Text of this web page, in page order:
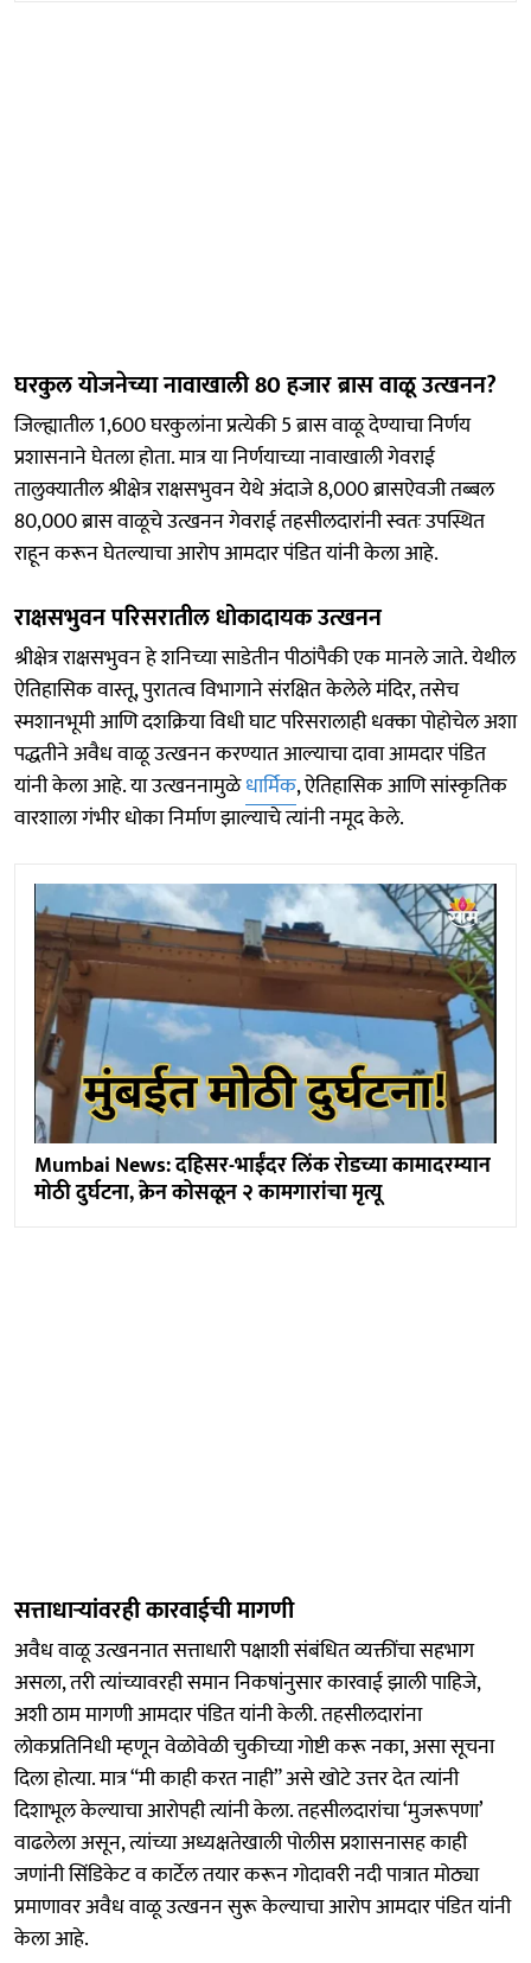
घरकुल योजनेच्या नावाखाली 80 हजार ब्रास वाळू उत्खनन?
जिल्ह्यातील 1,600 घरकुलांना प्रत्येकी 5 ब्रास वाळू देण्याचा निर्णय
प्रशासनाने घेतला होता. मात्र या निर्णयाच्या नावाखाली गेवराई
तालुक्यातील श्रीक्षेत्र राक्षसभुवन येथे अंदाजे 8,000 ब्रासऐवजी तब्बल
80,000 ब्रास वाळूचे उत्खनन गेवराई तहसीलदारांनी स्वतः उपस्थित
राहून करून घेतल्याचा आरोप आमदार पंडित यांनी केला आहे.
राक्षसभुवन परिसरातील धोकादायक उत्खनन
श्रीक्षेत्र राक्षसभुवन हे शनिच्या साडेतीन पीठांपैकी एक मानले जाते. येथील
ऐतिहासिक वास्तू, पुरातत्व विभागाने संरक्षित केलेले मंदिर, तसेच
स्मशानभूमी आणि दशक्रिया विधी घाट परिसरालाही धक्का पोहोचेल अशा
पद्धतीने अवैध वाळू उत्खनन करण्यात आल्याचा दावा आमदार पंडित
यांनी केला आहे. या उत्खननामुळेधार्मिक, ऐतिहासिक आणि सांस्कृतिक
वारशाला गंभीर धोका निर्माण झाल्याचे त्यांनी नमूद केले.
Mumbai News: दहिसर-भाईंदर लिंक रोडच्या कामादरम्यान
मोठी दुर्घटना, क्रेन कोसळून २ कामगारांचा मृत्यू
सत्ताधाऱ्यांवरही कारवाईची मागणी
अवैध वाळू उत्खननात सत्ताधारी पक्षाशी संबंधित व्यक्तींचा सहभाग
असला, तरी त्यांच्यावरही समान निकषांनुसार कारवाई झाली पाहिजे,
अशी ठाम मागणी आमदार पंडित यांनी केली. तहसीलदारांना
लोकप्रतिनिधी म्हणून वेळोवेळी चुकीच्या गोष्टी करू नका, असा सूचना
दिला होत्या. मात्र “मी काही करत नाही” असे खोटे उत्तर देत त्यांनी
दिशाभूल केल्याचा आरोपही त्यांनी केला. तहसीलदारांचा ‘मुजरूपणा’
वाढलेला असून, त्यांच्या अध्यक्षतेखाली पोलीस प्रशासनासह काही
जणांनी सिंडिकेट व कार्टेल तयार करून गोदावरी नदी पात्रात मोठ्या
प्रमाणावर अवैध वाळू उत्खनन सुरू केल्याचा आरोप आमदार पंडित यांनी
केला आहे.